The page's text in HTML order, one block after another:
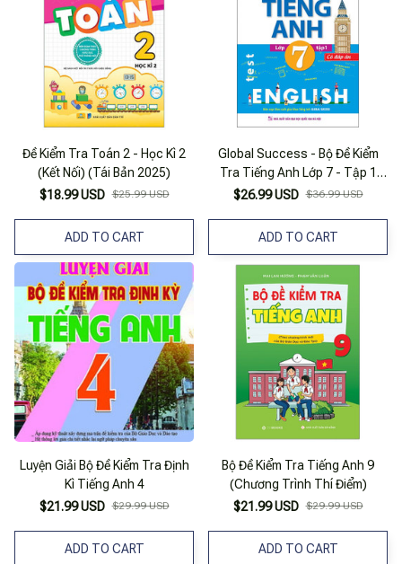
Đề Kiểm Tra Toán 2 - Học Kì 2
(Kết Nối) (Tái Bản 2025)
$18.99 USD $25.99 USD
ADD TO CART
Global Success - Bộ Đề Kiểm
Tra Tiếng Anh Lớp 7 - Tập 1
(Có Đáp Án)
$26.99 USD $36.99 USD
ADD TO CART
Luyện Giải Bộ Đề Kiểm Tra Định
Kì Tiếng Anh 4
$21.99 USD $29.99 USD
ADD TO CART
Bộ Đề Kiểm Tra Tiếng Anh 9
(Chương Trình Thí Điểm)
$21.99 USD $29.99 USD
ADD TO CART